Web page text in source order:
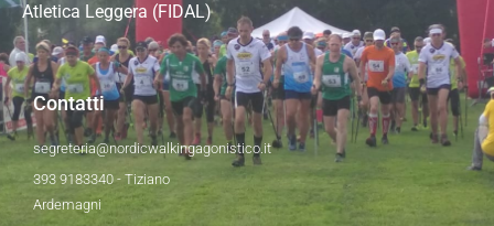
Atletica Leggera (FIDAL)
Contatti
segreteria@nordicwalkingagonistico.it
393 9183340 - Tiziano
Ardemagni